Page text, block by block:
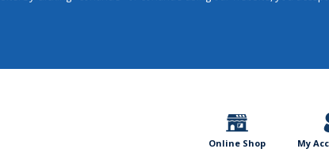
Online Shop My